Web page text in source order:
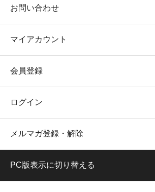
お問い合わせ
マイアカウント
会員登録
ログイン
メルマガ登録・解除
PC版表示に切り替える